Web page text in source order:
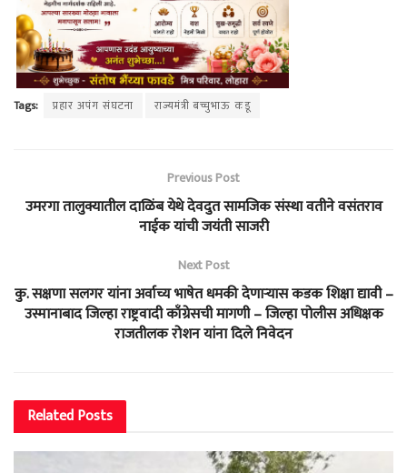
Tags: प्रहार अपंग संघटना राज्यमंत्री बच्चुभाऊ कडू
Previous Post
उमरगा तालुक्यातील दाळिंब येथे देवदुत सामजिक संस्था वतीने वसंतराव
नाईक यांची जयंती साजरी
Next Post
कु. सक्षणा सलगर यांना अर्वाच्य भाषेत धमकी देणाऱ्यास कडक शिक्षा द्यावी –
उस्मानाबाद जिल्हा राष्ट्रवादी काँग्रेसची मागणी – जिल्हा पोलीस अधिक्षक
राजतीलक रोशन यांना दिले निवेदन
RelatedPosts